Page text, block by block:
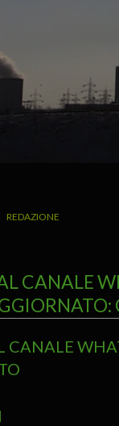
REDAZIONE
CANALE
CANALE